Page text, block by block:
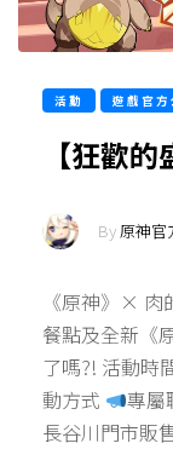
活動 遊戲官方
【狂歡
By原神官
《原神》× 肉
餐點及全新《
了嗎?! 活動時
動方式
專屬
長谷川門市販